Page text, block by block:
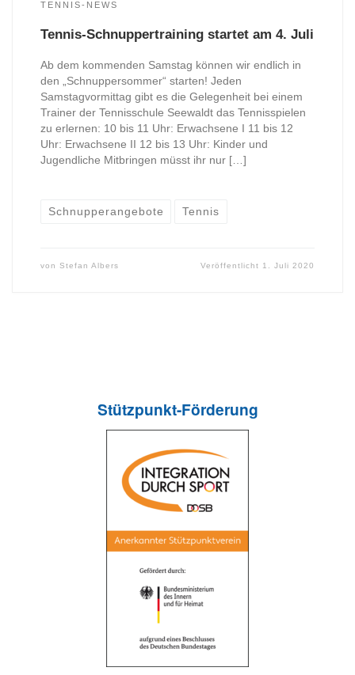
TENNIS-NEWS
Tennis-Schnuppertraining startet am 4. Juli
Ab dem kommenden Samstag können wir endlich in
den „Schnuppersommer“ starten! Jeden
Samstagvormittag gibt es die Gelegenheit bei einem
Trainer der Tennisschule Seewaldt das Tennisspielen
zu erlernen: 10 bis 11 Uhr: Erwachsene I 11 bis 12
Uhr: Erwachsene II 12 bis 13 Uhr: Kinder und
Jugendliche Mitbringen müsst ihr nur […]
Schnupperangebote Tennis
von Stefan Albers Veröffentlicht 1. Juli 2020
Stützpunkt-Förderung